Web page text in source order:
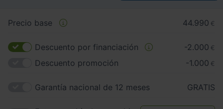
Precio base 44.990 €
Descuento por financiación -2.000 €
Descuento promoción -1.000 €
Garantía nacional de 12 meses GRATIS